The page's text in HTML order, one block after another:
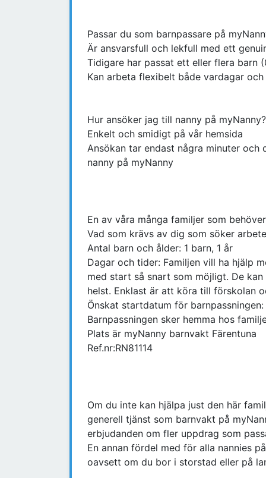
Passar du som barnpassare på
Är ansvarsfull och lekfull med ett
Tidigare har passat ett eller flera barn
Kan arbeta flexibelt både vardagar
Hur ansöker jag till nanny på myNanny?
Enkelt och smidigt på vår hemsida
Ansökan tar endast några minuter
nanny på myNanny
En av våra många familjer som
Vad som krävs av dig som söker
Antal barn och ålder: 1 barn, 1 år
Dagar och tider: Familjen vill ha hjälp
med start så snart som möjligt. De
helst. Enklast är att köra till förskolan
Önskat startdatum för barnpassningen:
Barnpassningen sker hemma hos
Plats är myNanny barnvakt Färentuna
Ref.nr:RN81114
Om du inte kan hjälpa just den här
generell tjänst som barnvakt på
erbjudanden om fler uppdrag som
En annan fördel med för alla nannies
oavsett om du bor i storstad eller på